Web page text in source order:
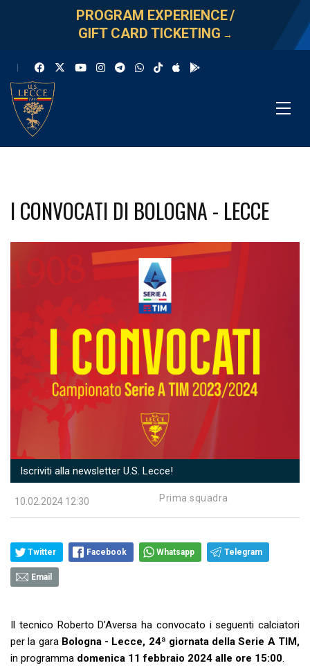
PROGRAM EXPERIENCE/
GIFT CARD TICKETING →
I CONVOCATI DI BOLOGNA - LECCE
Iscriviti alla newsletter U.S. Lecce!
10.02.2024 12:30 Prima squadra
Twitter Facebook Whatsapp Telegram
Email
Il tecnico Roberto D’Aversa ha convocato i seguenti calciatori
per la garaBologna - Lecce, 24ª giornata della Serie A TIM,
in programma domenica 11 febbraio 2024 alle ore 15:00.